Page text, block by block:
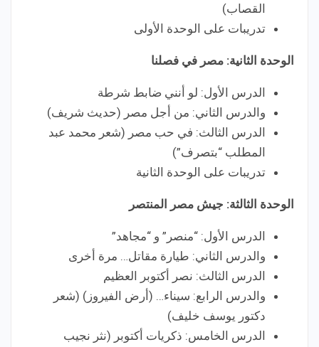
القصاب)
تدريبات على الوحدة الأولى
الوحدة الثانية: مصر في فصلنا
الدرس الأول: لو أنني ضابط شرطة
والدرس الثاني: من أجل مصر (حديث شريف)
الدرس الثالث: في حب مصر (شعر محمد عبد
المطلب “بتصرف”)
تدريبات على الوحدة الثانية
الوحدة الثالثة: جيش مصر المنتصر
الدرس الأول: “منصر” و “مجاهد”
والدرس الثاني: طيارة مقاتل… مرة أخرى
الدرس الثالث: نصر أكتوبر العظيم
والدرس الرابع: سيناء… (أرض الفيروز) (شعر
دكتور يوسف خليف)
الدرس الخامس: ذكريات أكتوبر (نثر نجيب